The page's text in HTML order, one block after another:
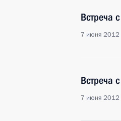
Встреча
7 июня 2012
Встреча
7 июня 2012